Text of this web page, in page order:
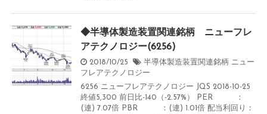
◆半導体製造装置関連銘柄 ニューフレ
アテクノロジー(6256)
2018/10/25 半導体製造装置関連銘柄 ニュー
フレアテクノロジー
6256 ニューフレアテクノロジー JQS 2018-10-25
終値5,300 前日比-140（-2.57%） PER ：
(連) 7.07倍 PBR ：(連) 1.01倍 配当利回り：